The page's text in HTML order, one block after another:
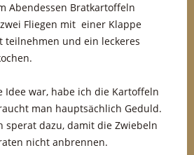
Abendessen Bratkartoffeln
Fliegen mit einer Klappe
teilnehmen und ein leckeres
Idee war, habe ich die Kartoffeln
man hauptsächlich Geduld.
sperat dazu, damit die Zwiebeln
nicht anbrennen.